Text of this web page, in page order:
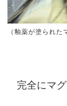
（釉薬が塗られた
完全にマ